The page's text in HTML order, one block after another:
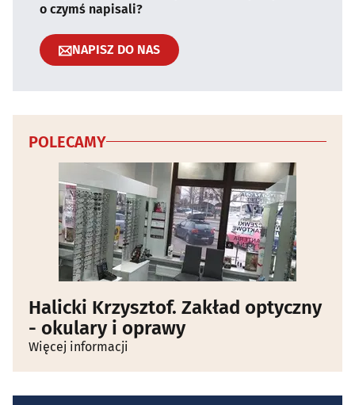
o czymś napisali?
NAPISZ DO NAS
POLECAMY
Halicki Krzysztof. Zakład optyczny
- okulary i oprawy
Więcej informacji